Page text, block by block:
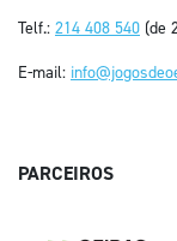
Telf.: 214 408 540 (de
E-mail:
PARCEIROS